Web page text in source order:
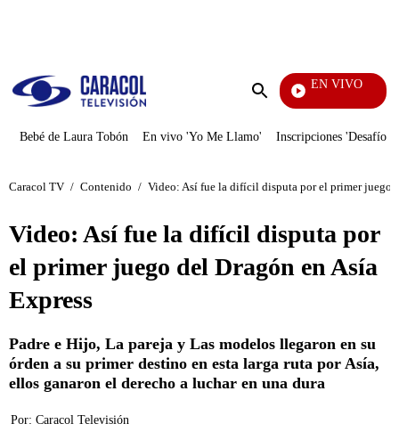
Enviar
EN VIVO
Santa Misa
Bebé de Laura Tobón En vivo 'Yo Me Llamo' Inscripciones 'Desafío'
Caracol TV / Contenido / Video: Así fue la difícil disputa por el primer juego
Video: Así fue la difícil disputa por
el primer juego del Dragón en Asía
Express
Padre e Hijo, La pareja y Las modelos llegaron en su
órden a su primer destino en esta larga ruta por Asía,
ellos ganaron el derecho a luchar en una dura
Por: Caracol Televisión